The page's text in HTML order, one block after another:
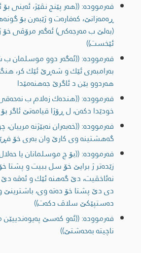
فەرموودە: ((هه‌ر پێنج نڤێژ، ئه‌ینی بۆ
ڕه‌مه‌زانێ، كه‌فاره‌ت و ژێبه‌رن بۆ
(به‌لێ ب مه‌رجه‌كی) ئه‌گه‌ر مرۆڤی خۆ
ئێخست))
فەرموودە: ((ئه‌گه‌ر دوو موسلمان ب
به‌رامبه‌ری ئێك و شه‌ڕێ ئێك كر،
هه‌ردوو یێن د ئاگرێ جه‌هنه‌مێدا
فەرموودە: ((هنده‌ك زه‌لام ب
خودێدا دكه‌ن، ل ڕۆژا قیامه‌تێ ئاگر بۆ
فەرموودە: ((خه‌به‌ران نه‌بێژنه‌
گه‌هشتینه‌ وی كارێ وان به‌ری خۆ
فەرموودە: ((بۆ چ موسلمانان یا
زێده‌تر ژ برایێ خۆ سل ببيت و پشتا
نه‌ئاخڤیت، دێ گه‌هنه‌ ئێك و ئه‌ڤه‌
دی دێ پشتا خۆ ده‌ته‌ وی، باشترینێ
ده‌ستپێكێ سلاڤ دكه‌ت))
فەرموودە: ((ئه‌و كه‌سێ په‌یوه‌ندییێن
ناچیته‌ به‌حه‌شتێ))